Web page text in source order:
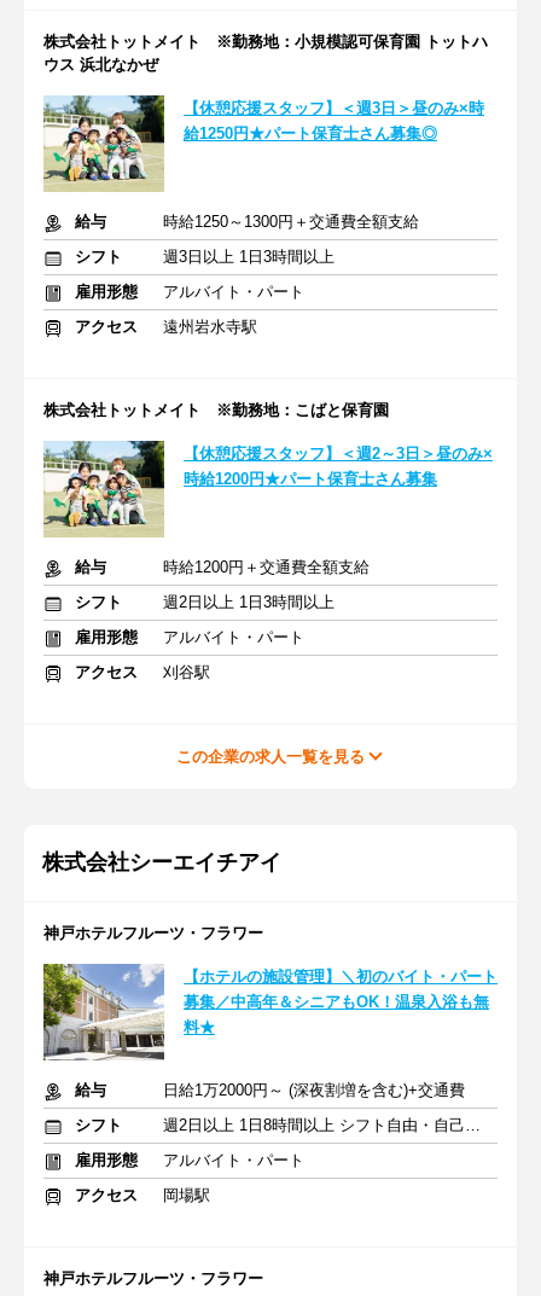
株式会社トットメイト ※勤務地：小規模認可保育園 トットハ
ウス 浜北なかぜ
【休憩応援スタッフ】＜週3日＞昼のみ×時
給1250円★パート保育士さん募集◎
給与
時給1250～1300円＋交通費全額支給
シフト
週3日以上 1日3時間以上
雇用形態
アルバイト・パート
アクセス
遠州岩水寺駅
株式会社トットメイト ※勤務地：こばと保育園
【休憩応援スタッフ】＜週2～3日＞昼のみ×
時給1200円★パート保育士さん募集
給与
時給1200円＋交通費全額支給
シフト
週2日以上 1日3時間以上
雇用形態
アルバイト・パート
アクセス
刈谷駅
この企業の求人一覧を見る
株式会社シーエイチアイ
神戸ホテルフルーツ・フラワー
【ホテルの施設管理】＼初のバイト・パート
募集／中高年＆シニアもOK！温泉入浴も無
料★
給与
日給1万2000円～ (深夜割増を含む)+交通費
シフト
週2日以上 1日8時間以上 シフト自由・自己申告
雇用形態
アルバイト・パート
アクセス
岡場駅
神戸ホテルフルーツ・フラワー